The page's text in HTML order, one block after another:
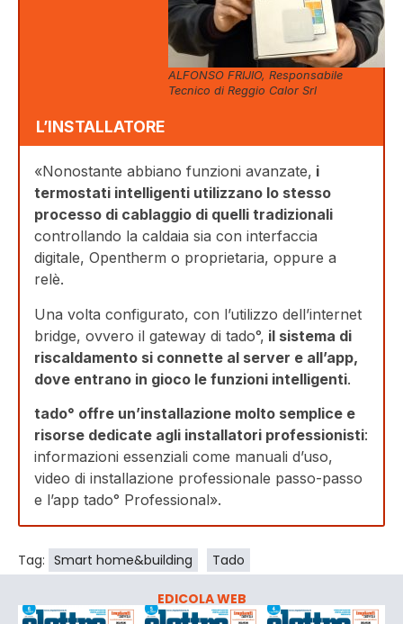
ALFONSO FRIJIO, Responsabile
Tecnico di Reggio Calor Srl
L’INSTALLATORE
«Nonostante abbiano funzioni avanzate, i
termostati intelligenti utilizzano lo stesso
processo di cablaggio di quelli tradizionali
controllando la caldaia sia con interfaccia
digitale, Opentherm o proprietaria, oppure a
relè.
Una volta configurato, con l’utilizzo dell’internet
bridge, ovvero il gateway di tado°, il sistema di
riscaldamento si connette al server e all’app,
dove entrano in gioco le funzioni intelligenti.
tado° offre un’installazione molto semplice e
risorse dedicate agli installatori professionisti:
informazioni essenziali come manuali d’uso,
video di installazione professionale passo-passo
e l’app tado° Professional».
Tag: Smart home&building Tado
EDICOLA WEB